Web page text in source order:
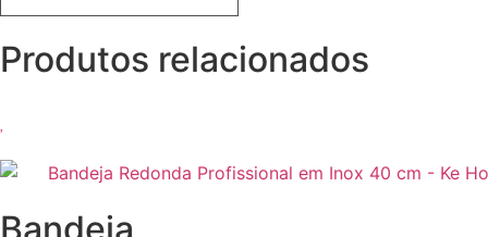
Produtos relacionados